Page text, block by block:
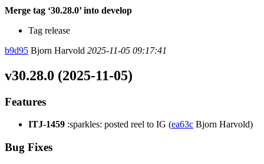
Merge tag ‘30.28.0’ into develop
Tag release
b9d95 Bjorn Harvold 2025-11-05 09:17:41
v30.28.0 (2025-11-05)
Features
ITJ-1459 :sparkles: posted reel to IG (ea63c Bjorn Harvold)
Bug Fixes